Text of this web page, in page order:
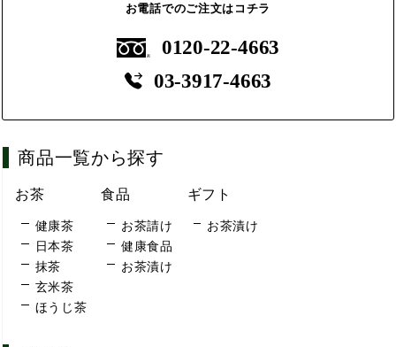
お電話でのご注文はコチラ
0120-22-4663
03-3917-4663
商品一覧から探す
お茶
健康茶
日本茶
抹茶
玄米茶
ほうじ茶
食品
お茶請け
健康食品
お茶漬け
ギフト
お茶漬け